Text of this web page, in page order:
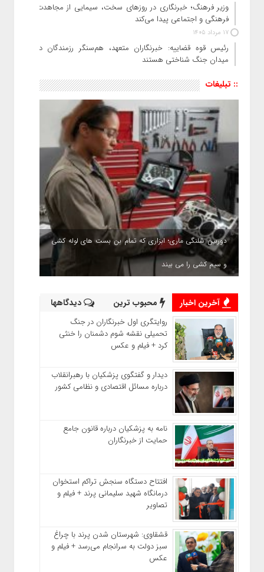
وزیر فرهنگ؛ خبرنگاری در روزهای سخت، سیمایی از مجاهدت
فرهنگی و اجتماعی پیدا می‌کند
17 مرداد 1405
رئیس قوه قضاییه: خبرنگاران متعهد، هم‌سنگر رزمندگان در
میدان جنگ شناختی هستند
:: تبلیغات
دوربین شلنگی ماری؛ ابزاری که تمام بن بست های لوله کشی
و سیم کشی را می بیند
آخرین اخبار محبوب ترین دیدگاهها
روایتگری اول خبرنگاران در جنگ
تحمیلی نقشه شوم دشمنان را خنثی
کرد + فیلم و عکس
دیدار و گفتگوی پزشکیان با رهبرانقلاب
درباره مسائل اقتصادی و نظامی کشور
نامه به پزشکیان درباره قانون جامع
حمایت از خبرنگاران
افتتاح دستگاه سنجش تراکم استخوان
درمانگاه شهید سلیمانی پرند + فیلم و
تصاویر
قشقاوی: شهرستان شدن پرند با چراغ
سبز دولت به سرانجام می‌رسد + فیلم و
عکس